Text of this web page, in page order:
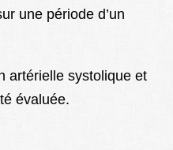
une période d’un
artérielle systolique et
évaluée.